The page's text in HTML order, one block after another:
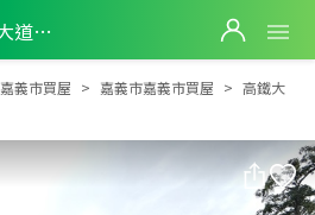
高鐵大道旁農地B-B1470
高鐵大道旁農地B-B1470
嘉義市買屋 嘉義市嘉義市買屋
高鐵大